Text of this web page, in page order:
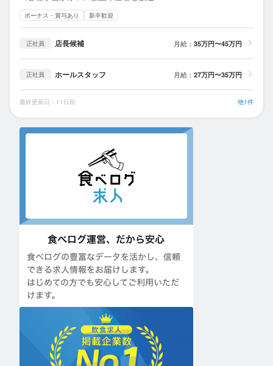
ボーナス・賞与あり 新卒歓迎
正社員 店長候補 月給： 35万円〜45万円
正社員 ホールスタッフ 月給： 27万円〜35万円
最終更新日：11日前 他1件